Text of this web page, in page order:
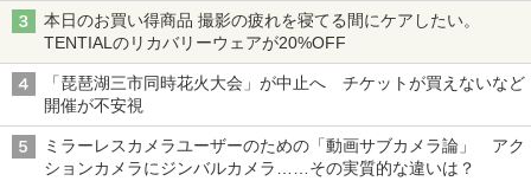
本日のお買い得商品 撮影の疲れを寝てる間にケアしたい。
TENTIALのリカバリーウェアが20%OFF
「琵琶湖三市同時花火大会」が中止へ チケットが買えないなど
開催が不安視
ミラーレスカメラユーザーのための「動画サブカメラ論」 アク
ションカメラにジンバルカメラ……その実質的な違いは？